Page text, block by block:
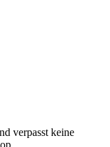
verpasst keine